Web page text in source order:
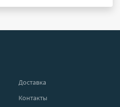
Доставка
Контакты